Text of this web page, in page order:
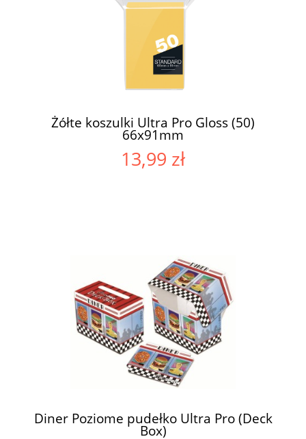
Żółte koszulki Ultra Pro Gloss (50)
66x91mm
13,99 zł
Diner Poziome pudełko Ultra Pro (Deck
Box)